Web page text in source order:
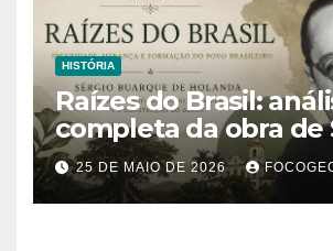
HISTÓRIA
Raízes do Brasil:
completa da obra de
Buarque de Holanda
importância para
formação do Brasil
25 DE MAIO DE 2026